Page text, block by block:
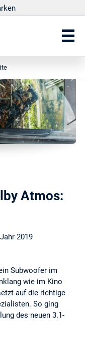
Atmos:
2019
Subwoofer im
wie im Kino
auf die richtige
So ging
des neuen 3.1-